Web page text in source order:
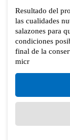
Resultado del
las cualidades
salazones para
condiciones
final de la
micr